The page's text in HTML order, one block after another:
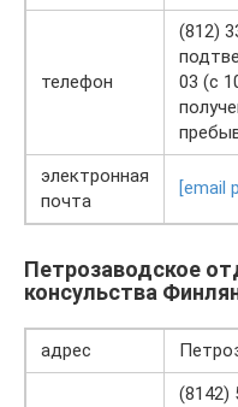
телефон
(812)
03 (с
электронная
почта
[email
Петрозаводское
консульства
адрес
(8142)